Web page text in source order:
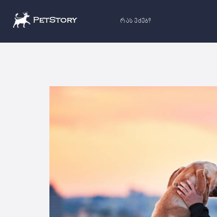
რას ეძებ?